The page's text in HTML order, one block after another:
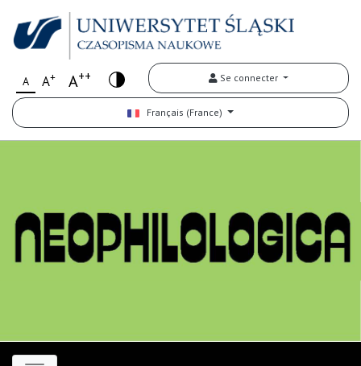
A A+ A++ Se connecter
Français (France)